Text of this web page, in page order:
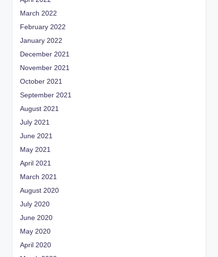
March 2022
February 2022
January 2022
December 2021
November 2021
October 2021
September 2021
August 2021
July 2021
June 2021
May 2021
April 2021
March 2021
August 2020
July 2020
June 2020
May 2020
April 2020